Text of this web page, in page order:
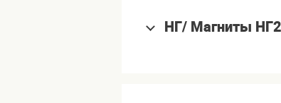
НГ/ Магниты НГ2